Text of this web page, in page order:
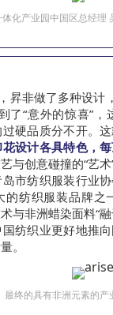
化产业园中国区总经理
昇非做了多种设计
了“意外的惊喜”
硬品质分不开。
设计各具特色，
与创意碰撞的“艺
市纺织服装行业
的纺织服装品牌
与非洲蜡染面料“
纺织业更好地推
。
最终的具有非洲元素的产